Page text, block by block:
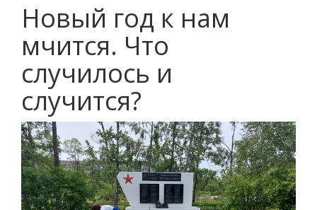
Новый год к нам
мчится. Что
случилось и
случится?